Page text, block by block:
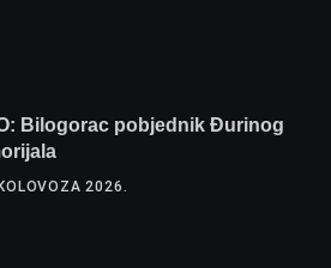
Bilogorac pobjednik Đurinog
2026.